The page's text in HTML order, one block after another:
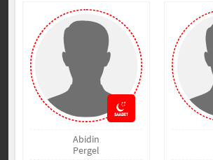
Abidin
Pergel